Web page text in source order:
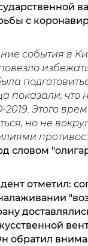
с
события в
показали,
2019. Этого
но не
словом
отметил:
обратил